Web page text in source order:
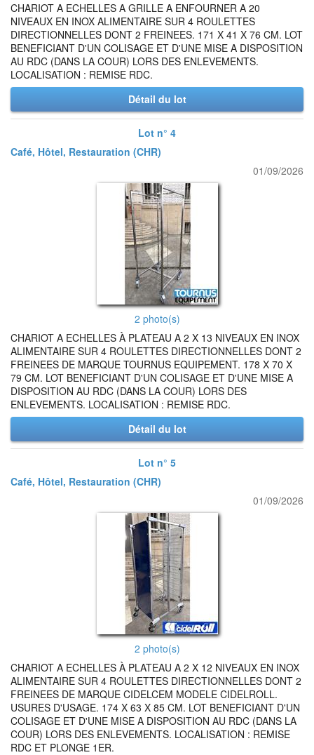
CHARIOT A ECHELLES A GRILLE A ENFOURNER A 20
NIVEAUX EN INOX ALIMENTAIRE SUR 4 ROULETTES
DIRECTIONNELLES DONT 2 FREINEES. 171 X 41 X 76 CM. LOT
BENEFICIANT D'UN COLISAGE ET D'UNE MISE A DISPOSITION
AU RDC (DANS LA COUR) LORS DES ENLEVEMENTS.
LOCALISATION : REMISE RDC.
Détail du lot
Lot n° 4
Café, Hôtel, Restauration (CHR)
01/09/2026
2 photo(s)
CHARIOT A ECHELLES À PLATEAU A 2 X 13 NIVEAUX EN INOX
ALIMENTAIRE SUR 4 ROULETTES DIRECTIONNELLES DONT 2
FREINEES DE MARQUE TOURNUS EQUIPEMENT. 178 X 70 X
79 CM. LOT BENEFICIANT D'UN COLISAGE ET D'UNE MISE A
DISPOSITION AU RDC (DANS LA COUR) LORS DES
ENLEVEMENTS. LOCALISATION : REMISE RDC.
Détail du lot
Lot n° 5
Café, Hôtel, Restauration (CHR)
01/09/2026
2 photo(s)
CHARIOT A ECHELLES À PLATEAU A 2 X 12 NIVEAUX EN INOX
ALIMENTAIRE SUR 4 ROULETTES DIRECTIONNELLES DONT 2
FREINEES DE MARQUE CIDELCEM MODELE CIDELROLL.
USURES D'USAGE. 174 X 63 X 85 CM. LOT BENEFICIANT D'UN
COLISAGE ET D'UNE MISE A DISPOSITION AU RDC (DANS LA
COUR) LORS DES ENLEVEMENTS. LOCALISATION : REMISE
RDC ET PLONGE 1ER.